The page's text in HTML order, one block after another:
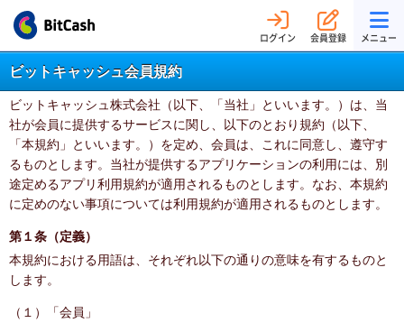
ログイン 会員登録 メニュー
ビットキャッシュ会員規約
ビットキャッシュ株式会社（以下、「当社」といいます。）は、当
社が会員に提供するサービスに関し、以下のとおり規約（以下、
「本規約」といいます。）を定め、会員は、これに同意し、遵守す
るものとします。当社が提供するアプリケーションの利用には、別
途定めるアプリ利用規約が適用されるものとします。なお、本規約
に定めのない事項については利用規約が適用されるものとします。
第１条（定義）
本規約における用語は、それぞれ以下の通りの意味を有するものと
します。
（１）「会員」